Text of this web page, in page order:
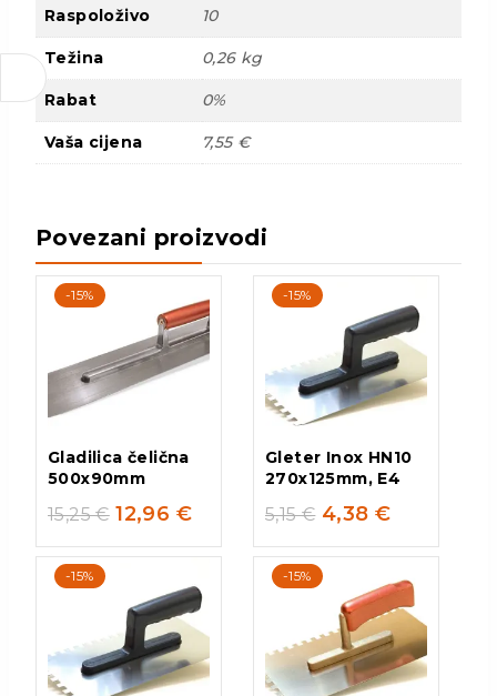
Raspoloživo 10
Težina 0,26 kg
Rabat 0%
Vaša cijena 7,55 €
Povezani proizvodi
-15%
Gladilica čelična
500x90mm
15,25€ 12,96 €
-15%
Gleter Inox HN10
270x125mm, E4
5,15€ 4,38 €
-15% -15%